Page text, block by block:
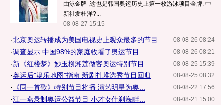
由泳金牌 ,这也是韩国奥运历史上第一枚游泳项目金牌. 中
新社发杜洋?...
08-08-27 15:15
08-08-26 08:24
·北京奥运转播成为美国电视史上观众最多的节目
08-08-26 08:21
·调查显示:中国98%的家庭收看了奥运节目
08-08-25 15:39
·新《红楼梦》妙玉柳湘莲做客奥运特别节目
08-08-25 08:32
·奥运后"娱乐地图"指南 新剧扎堆选秀节目回归
08-08-22 17:56
· 《同一首歌》特别节目将播 演艺明星为奥...
08-08-21 15:00
·江一燕录制奥运公益节目 小才女什刹海畔...